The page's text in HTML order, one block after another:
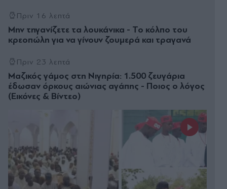
Πριν 16 λεπτά
Μην τηγανίζετε τα λουκάνικα - Το κόλπο του
κρεοπώλη για να γίνουν ζουμερά και τραγανά
Πριν 23 λεπτά
Μαζικός γάμος στη Νιγηρία: 1.500 ζευγάρια
έδωσαν όρκους αιώνιας αγάπης - Ποιος ο λόγος
(Εικόνες & Βίντεο)